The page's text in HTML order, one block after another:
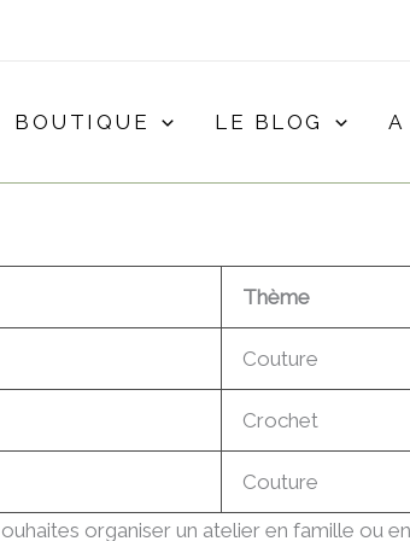
BOUTIQUE LE BLOG A
Thème
Couture
Crochet
Couture
organiser un atelier en famille ou